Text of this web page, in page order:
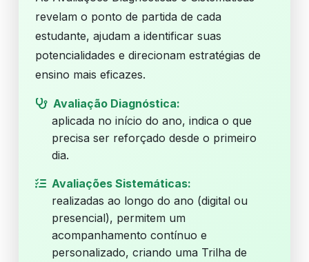
revelam o ponto de partida de cada
estudante, ajudam a identificar suas
potencialidades e direcionam estratégias de
ensino mais eficazes.
Avaliação Diagnóstica:
aplicada no início do ano, indica o que
precisa ser reforçado desde o primeiro
dia.
Avaliações Sistemáticas:
realizadas ao longo do ano (digital ou
presencial), permitem um
acompanhamento contínuo e
personalizado, criando uma Trilha de